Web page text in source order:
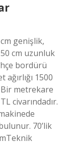
genişlik,
cm uzunluk
bordürü
1500
metrekare
civarındadır.
70’lik